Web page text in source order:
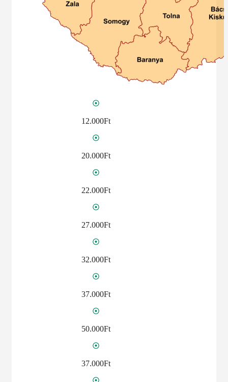
12.000Ft
20.000Ft
22.000Ft
27.000Ft
32.000Ft
37.000Ft
50.000Ft
37.000Ft